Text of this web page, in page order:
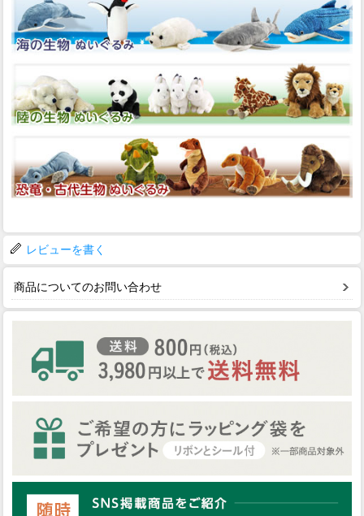
レビューを書く
商品についてのお問い合わせ